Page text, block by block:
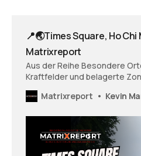
📍🌏Times Square, Ho
Matrixreport
Aus der Reihe Besondere
Kraftfelder und belagerte
wenn du dir diesen Ort
und was öffnet sich vielleicht
Matrixreport Kevin